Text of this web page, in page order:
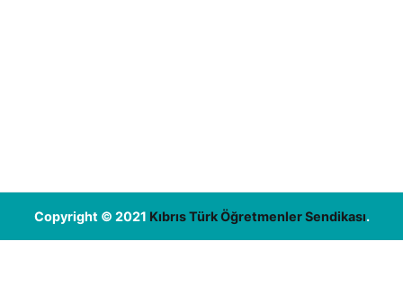
Copyright © 2021 Kıbrıs Türk Öğretmenler Sendikası.